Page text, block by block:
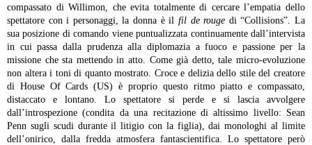
compassato di Willimon, che evita totalmente di cercare l’empatia dello
spettatore con i personaggi, la donna è il fil de rouge di “Collisions”. La
sua posizione di comando viene puntualizzata continuamente dall’intervista
in cui passa dalla prudenza alla diplomazia a fuoco e passione per la
missione che sta mettendo in atto. Come già detto, tale micro-evoluzione
non altera i toni di quanto mostrato. Croce e delizia dello stile del creatore
di House Of Cards (US) è proprio questo ritmo piatto e compassato,
distaccato e lontano. Lo spettatore si perde e si lascia avvolgere
dall’introspezione (condita da una recitazione di altissimo livello: Sean
Penn sugli scudi durante il litigio con la figlia), dai monologhi al limite
dell’onirico, dalla fredda atmosfera fantascientifica. Lo spettatore però